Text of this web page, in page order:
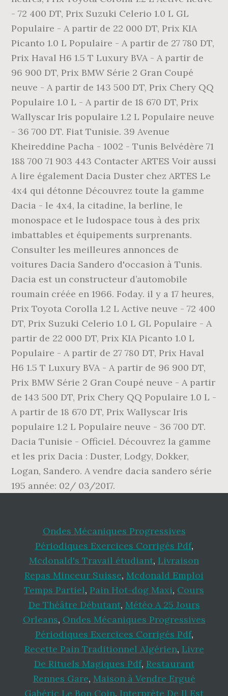
- 72 400 DT, Prix Suzuki Celerio 1.0 L GL
Populaire - A partir de 22 000 DT, Prix KIA
Picanto 1.0 L Populaire - A partir de 27 780 DT,
Prix Haval H6 1.5 T Luxury BVA - A partir de
96 900 DT, Prix BMW Série 2 Gran Coupé
neuve - A partir de 143 500 DT, Prix Chery QQ
Populaire 1.0 L - A partir de 18 670 DT, Prix
Wallyscar Iris populaire 1.2 L Populaire neuve
- 36 700 DT. Fiat Tunisie. 39 Avenue
Kheireddine Pacha - 1002 - Tunis Belvédère 71
188 700 71 903 443 Contacter ARTES Voir aussi
A lire également Dacia Duster chez ARTES Le
4x4 qui détonne Découvrez toute la gamme
Dacia - le 4x4, la citadine, la berline, le
monospace et le ludospace tous à des prix
imbattables et équipements surprenants.
Consulter les meilleures annonces de
voitures Dacia Sandero d'occasion à Tunis.
Dacia est un constructeur d’automobile
roumain créée en 1966. Foday. il y a 17 heures,
Prix Toyota Corolla 1.2 L Active neuve - 72 400
DT, Prix Suzuki Celerio 1.0 L GL Populaire - A
partir de 22 000 DT, Prix KIA Picanto 1.0 L
Populaire - A partir de 27 780 DT, Prix Haval
H6 1.5 T Luxury BVA - A partir de 96 900 DT,
Prix BMW Série 2 Gran Coupé neuve - A partir
de 143 500 DT, Prix Chery QQ Populaire 1.0 L -
A partir de 18 670 DT, Prix Wallyscar Iris
populaire 1.2 L Populaire neuve - 36 700 DT.
Dacia Tunisie - Officiel. Découvrez la gamme
et les prix Dacia : Duster, Lodgy, Dokker,
Logan, Sandero. A vendre dacia sandero série
195 année: 02/ 03/2017.
Ondes Mécaniques Progressives
Périodiques Exercices Corrigés Pdf,
Mcdonald's Travail étudiant, Livraison
Repas Minceur Suisse, Mcdonald Emploi
Temps Partiel, Pain Hot-dog Maxi, Cours
De Théâtre Débutant, Météo A 25 Jours
Orleans, Ondes Mécaniques Progressives
Périodiques Exercices Corrigés Pdf,
Recette Pain Traditionnel Algérien, Livre
De Rituels Magiques Pdf, Restaurant
Rennes Gare, Maison à Vendre Ergué
Gabéric Le Bon Coin, Interprète De Il Est